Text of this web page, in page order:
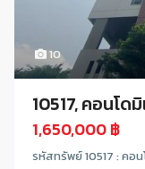
10
10517, คอนโด
1,650,000 ฿
รหัสทรัพย์ 10517 : คอ